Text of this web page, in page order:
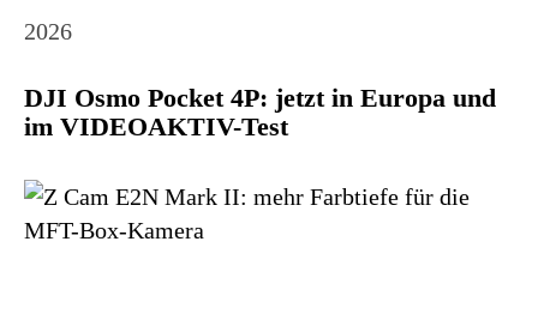
2026
DJI Osmo Pocket 4P: jetzt in Europa und
im VIDEOAKTIV-Test